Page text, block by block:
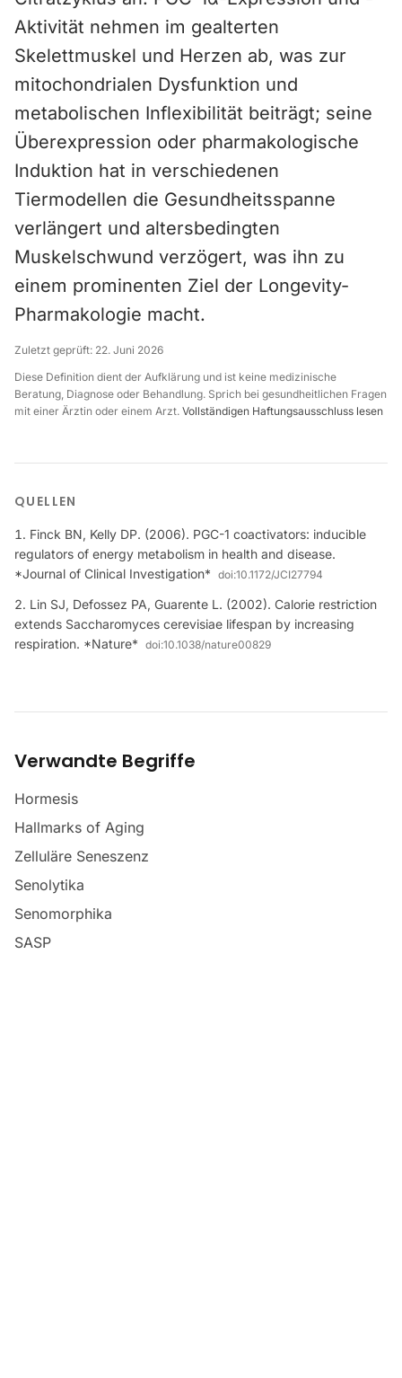
Aktivität nehmen im gealterten
Skelettmuskel und Herzen ab, was zur
mitochondrialen Dysfunktion und
metabolischen Inflexibilität beiträgt; seine
Überexpression oder pharmakologische
Induktion hat in verschiedenen
Tiermodellen die Gesundheitsspanne
verlängert und altersbedingten
Muskelschwund verzögert, was ihn zu
einem prominenten Ziel der Longevity-
Pharmakologie macht.
Zuletzt geprüft: 22. Juni 2026
Diese Definition dient der Aufklärung und ist keine medizinische
Beratung, Diagnose oder Behandlung. Sprich bei gesundheitlichen Fragen
mit einer Ärztin oder einem Arzt. Vollständigen Haftungsausschluss lesen
QUELLEN
Finck BN, Kelly DP. (2006). PGC-1 coactivators: inducible
regulators of energy metabolism in health and disease.
*Journal of Clinical Investigation* doi:10.1172/JCI27794
Lin SJ, Defossez PA, Guarente L. (2002). Calorie restriction
extends Saccharomyces cerevisiae lifespan by increasing
respiration. *Nature* doi:10.1038/nature00829
Verwandte Begriffe
Hormesis
Hallmarks of Aging
Zelluläre Seneszenz
Senolytika
Senomorphika
SASP